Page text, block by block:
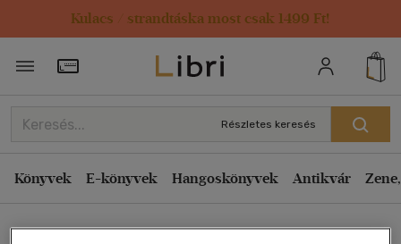
Kulacs / strandtáska most csak 1499 Ft!
Törzsvásárlói Kártya adatai
Részletes keresés
Könyvek E-könyvek Hangoskönyvek Antikvár
Rendezés
Kiadás éve szerint csökkenő
Ár szerint csökkenő
Eladott darabszám szerint csökkenő